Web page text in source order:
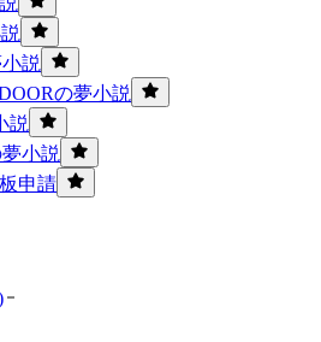
説
の夢小説
説
小説
申請